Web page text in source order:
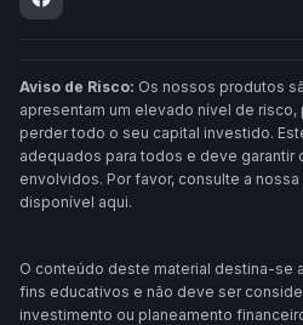
Aviso de Risco: Os nossos produtos
apresentam um elevado nível de
perder todo o seu capital investido.
adequados para todos e deve garantir
envolvidos. Por favor, consulte a
disponível aqui.
O conteúdo deste material destina-se
fins educativos e não deve ser
investimento ou planeamento